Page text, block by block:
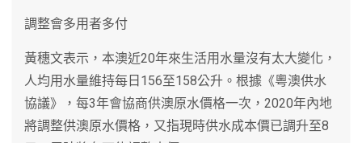
調整會多用者多付
黃穗文表示，本澳近20年來生活用水量沒有太大變化，
人均用水量維持每日156至158公升。根據《粵澳供水
協議》，每3年會協商供澳原水價格一次，2020年內地
將調整供澳原水價格，又指現時供水成本價已調升至8